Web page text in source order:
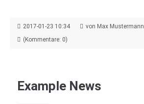
2017-01-23 10:34
von Max Mustermann
(Kommentare: 0)
Example News